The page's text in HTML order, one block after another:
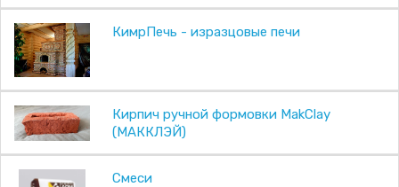
КимрПечь - изразцовые печи
Кирпич ручной формовки MakClay
(МАККЛЭЙ)
Смеси